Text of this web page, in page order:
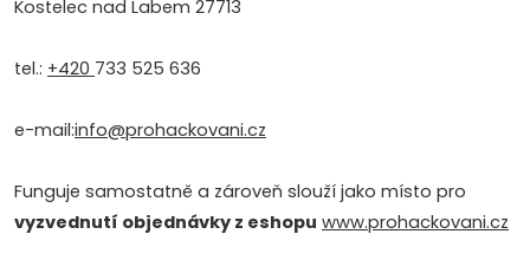
Kostelec nad Labem 27713
tel.: +420 733 525 636
e-mail:info@prohackovani.cz
Funguje samostatně a zároveň slouží jako místo pro
vyzvednutí objednávky z eshopu www.prohackovani.cz